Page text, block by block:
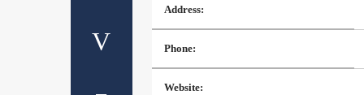
Address:
Phone:
Website: